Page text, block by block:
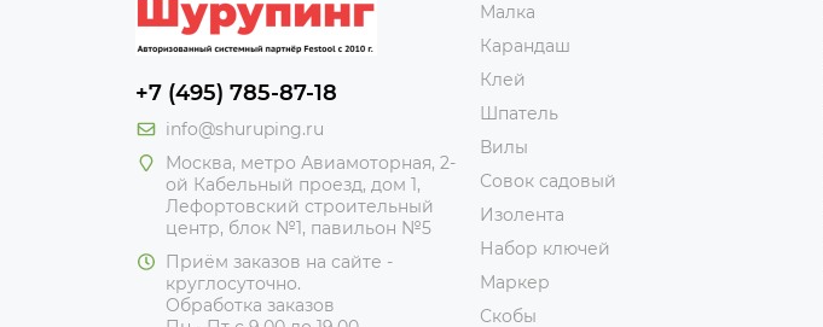
+7 (495) 785-87-18
info@shuruping.ru
Москва, метро Авиамоторная, 2-
ой Кабельный проезд, дом 1,
Лефортовский строительный
центр, блок №1, павильон №5
Приём заказов на сайте -
круглосуточно.
Обработка заказов
Малка
Карандаш
Клей
Шпатель
Вилы
Совок садовый
Изолента
Набор ключей
Маркер
Скобы